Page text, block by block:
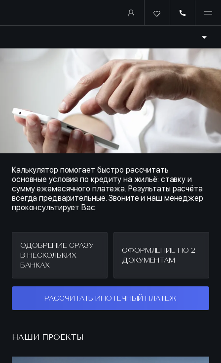
Купить квартиру в ипотеку
Калькулятор помогает быстро рассчитать
основные условия по кредиту на жильё: ставку и
сумму ежемесячного платежа. Результаты расчёта
всегда предварительные. Звоните и наш менеджер
проконсультирует Вас.
ОДОБРЕНИЕ СРАЗУ
В НЕСКОЛЬКИХ
БАНКАХ
ОФОРМЛЕНИЕ ПО 2
ДОКУМЕНТАМ
РАССЧИТАТЬ ИПОТЕЧНЫЙ ПЛАТЕЖ
НАШИ ПРОЕКТЫ